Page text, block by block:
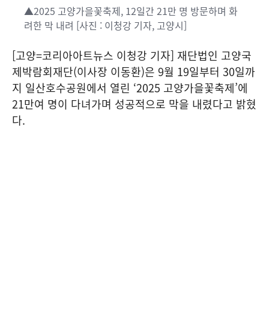
▲2025 고양가을꽃축제, 12일간 21만 명 방문하며 화
려한 막 내려 [사진 : 이청강 기자, 고양시]
[고양=코리아아트뉴스 이청강 기자] 재단법인 고양국
제박람회재단(이사장 이동환)은 9월 19일부터 30일까
지 일산호수공원에서 열린 ‘2025 고양가을꽃축제’에
21만여 명이 다녀가며 성공적으로 막을 내렸다고 밝혔
다.